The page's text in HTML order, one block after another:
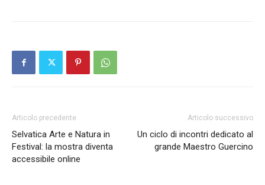
Articolo precedente
Selvatica Arte e Natura in
Festival: la mostra diventa
accessibile online
Articolo successivo
Un ciclo di incontri dedicato al
grande Maestro Guercino